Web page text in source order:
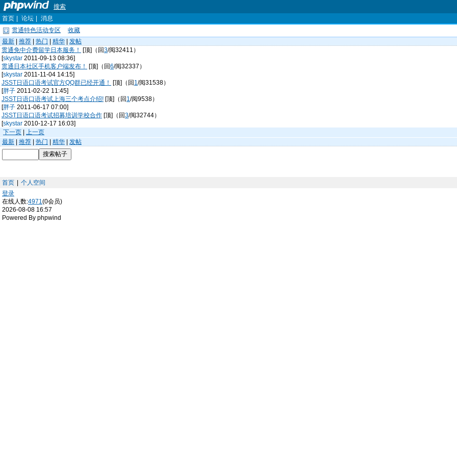
搜索
首页
论坛
消息
贯通特色活动专区
收藏
最新
推荐 热门 精华
发帖
贯通免中介费留学日本服务！
[顶]（回3/阅32411）
[skystar 2011-09-13 08:36]
贯通日本社区手机客户端发布！
[顶]（回6/阅32337）
[skystar 2011-11-04 14:15]
JSST日语口语考试官方QQ群已经开通！
[顶]（回 1/阅31538）
[胖子 2011-02-22 11:45]
JSST日语口语考试上海三个考点介绍! [顶]（回 1/阅9538）
[胖子 2011-06-17 07:00]
JSST日语口语考试招募培训学校合作 [顶]（回3/阅32744）
[skystar 2010-12-17 16:03]
下一页
上一页
最新
推荐 热门 精华 发帖
首页
个人空间
登录
在线人数:4971(0会员)
2026-08-08 16:57
Powered By phpwind